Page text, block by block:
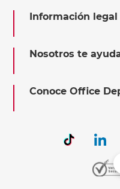
Información legal
Nosotros te
Conoce Office